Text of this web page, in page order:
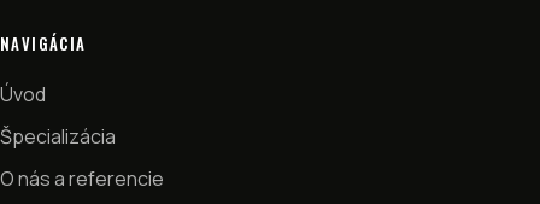
NAVIGÁCIA
Úvod
Špecializácia
O nás a referencie